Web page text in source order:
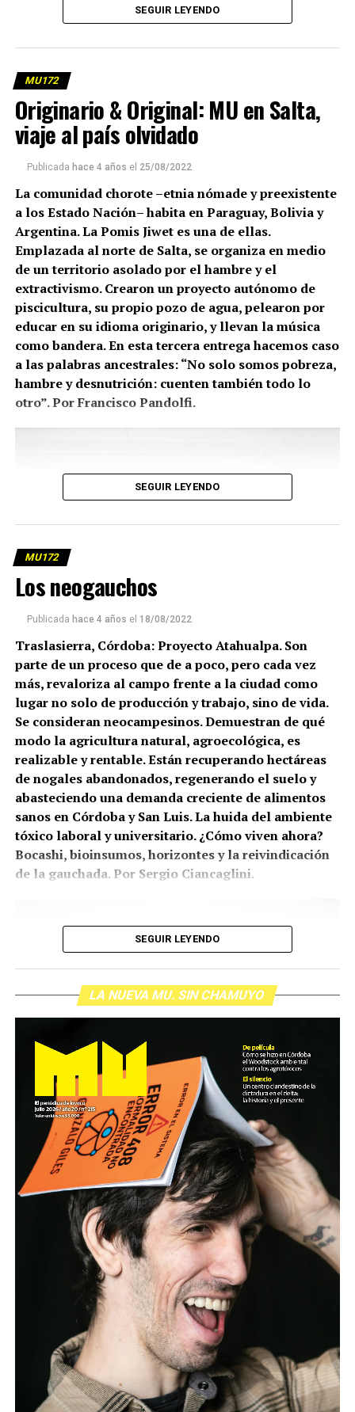
(más…)
SEGUIR LEYENDO
MU172
Originario & Original: MU en Salta,
viaje al país olvidado
Publicada hace 4 años el 25/08/2022
La comunidad chorote –etnia nómade y preexistente
a los Estado Nación– habita en Paraguay, Bolivia y
Argentina. La Pomis Jiwet es una de ellas.
Emplazada al norte de Salta, se organiza en medio
de un territorio asolado por el hambre y el
extractivismo. Crearon un proyecto autónomo de
piscicultura, su propio pozo de agua, pelearon por
educar en su idioma originario, y llevan la música
como bandera. En esta tercera entrega hacemos caso
a las palabras ancestrales: “No solo somos pobreza,
hambre y desnutrición: cuenten también todo lo
otro”. Por Francisco Pandolfi.
Alejandro, Juan Diego (charango), Juanino, y el grupo
Ampey completo que incluye a Virgilio Díaz (a la derecha),
contar la otra parte de la historia y del futuro. Fotos: Nacho
(más…)
SEGUIR LEYENDO
MU172
Los neogauchos
Publicada hace 4 años el 18/08/2022
Traslasierra, Córdoba: Proyecto Atahualpa. Son
parte de un proceso que de a poco, pero cada vez
más, revaloriza al campo frente a la ciudad como
lugar no solo de producción y trabajo, sino de vida.
Se consideran neocampesinos. Demuestran de qué
modo la agricultura natural, agroecológica, es
realizable y rentable. Están recuperando hectáreas
de nogales abandonados, regenerando el suelo y
abasteciendo una demanda creciente de alimentos
sanos en Córdoba y San Luis. La huida del ambiente
tóxico laboral y universitario. ¿Cómo viven ahora?
Bocashi, bioinsumos, horizontes y la reivindicación
de la gauchada. Por Sergio Ciancaglini.
Federico Denegri, uno de los integrantes del proyecto
Atahualpa. Viajó y recorrió Centroamérica durante años,
hasta que sus amigos y una historia de amor lo
decidideron por Traslasierra. Imágenes de cómo trabajan
la tierra (o de cómo se trabajan a sí mismos). Fotos: Nacho
SEGUIR LEYENDO
LA NUEVA MU. SIN CHAMUYO